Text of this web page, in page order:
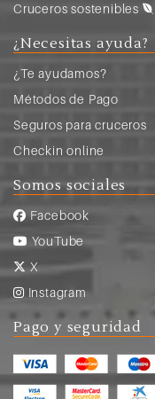
Cruceros sostenibles
¿Necesitas ayuda?
¿Te ayudamos?
Métodos de Pago
Seguros para cruceros
Checkin online
Somos sociales
Facebook
YouTube
X
Instagram
Pago y seguridad